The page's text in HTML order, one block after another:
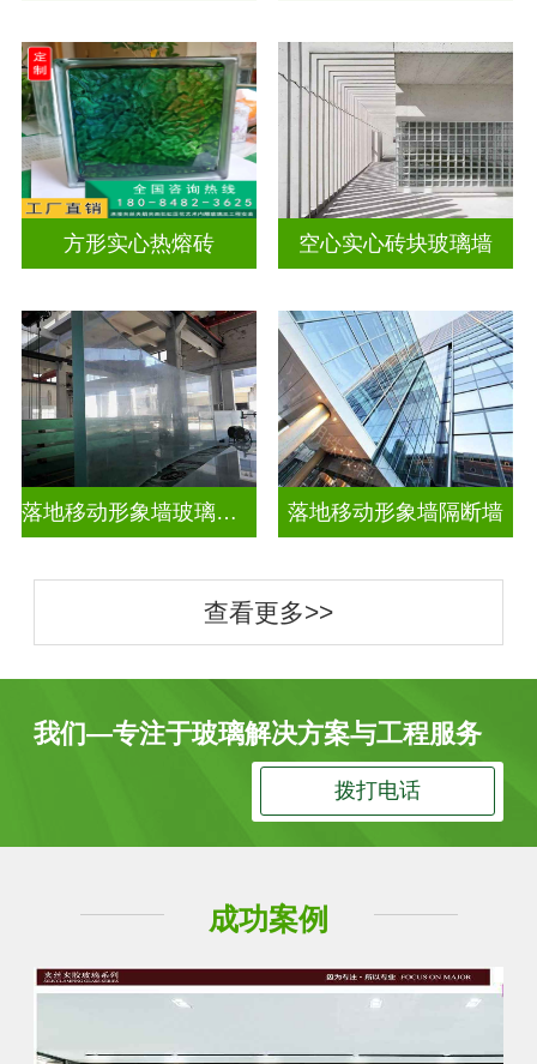
方形实心热熔砖 空心实心砖块玻璃墙
落地移动形象墙玻璃屏风隔断 落地移动形象墙隔断墙
查看更多>>
我们—专注于玻璃解决方案与工程服务
拨打电话
成功案例